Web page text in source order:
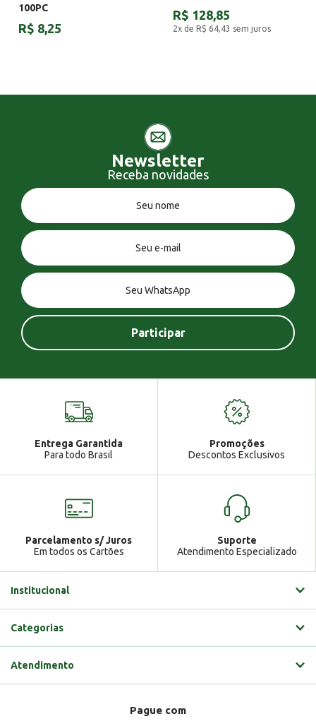
100PC
R$ 8,25
R$ 128,85
2x de R$ 64,43 sem juros
Newsletter
Receba novidades
Entrega Garantida
Para todo Brasil
Promoções
Descontos Exclusivos
Parcelamento s/ Juros
Em todos os Cartões
Suporte
Atendimento Especializado
Institucional
Categorias
Atendimento
Pague com
Você tem uma mensagem!
Ga Atendimento
Gabrielle